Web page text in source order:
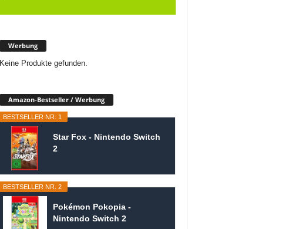
Werbung
Keine Produkte gefunden.
Amazon-Bestseller / Werbung
BESTSELLER NR. 1
Star Fox - Nintendo Switch
2
BESTSELLER NR. 2
Pokémon Pokopia -
Nintendo Switch 2